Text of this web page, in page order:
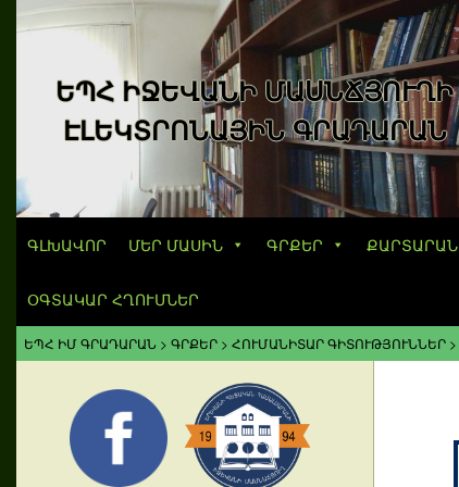
ԵՊՀ ԻՋԵՎԱՆԻ ՄԱՍՆՃՅՈՒՂԻ
ԷԼԵԿՏՐՈՆԱՅԻՆ ԳՐԱԴԱՐԱՆ
ԳԼԽԱՎՈՐ ՄԵՐ ՄԱՍԻՆ ԳՐՔԵՐ ՔԱՐՏԱՐԱՆ
ՕԳՏԱԿԱՐ ՀՂՈՒՄՆԵՐ
ԵՊՀ ԻՄ ԳՐԱԴԱՐԱՆ > ԳՐՔԵՐ > ՀՈՒՄԱՆԻՏԱՐ ԳԻՏՈՒԹՅՈՒՆՆԵՐ >